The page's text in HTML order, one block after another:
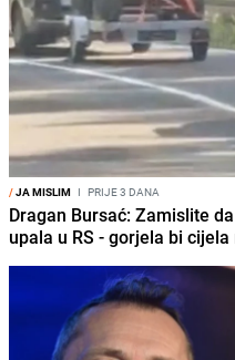
/JA MISLIM I PRIJE 3 DANA
Dragan Bursać: Zamislite
upala u RS - gorjela bi